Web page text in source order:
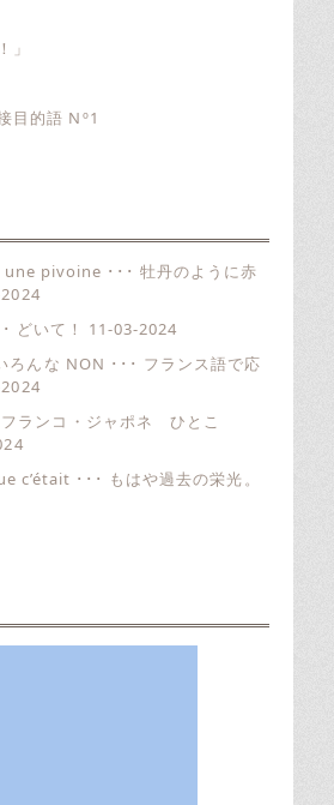
」
目的語 Nº1
pivoine ･･･ 牡丹のように赤
どいて！
11-03-2024
ろんな NON ･･･ フランス語で応
ランコ・ジャポネ ひとこ
c’était ･･･ もはや過去の栄光。